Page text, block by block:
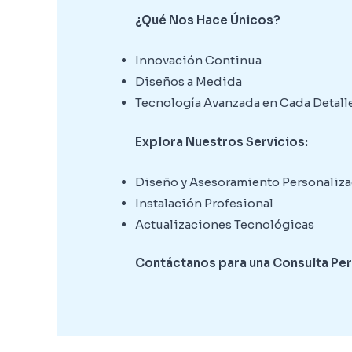
¿Qué Nos Hace Únicos?
Innovación Continua
Diseños a Medida
Tecnología Avanzada en Cada
Explora Nuestros Servicios:
Diseño y Asesoramiento
Instalación Profesional
Actualizaciones Tecnológicas
Contáctanos para una Consulta